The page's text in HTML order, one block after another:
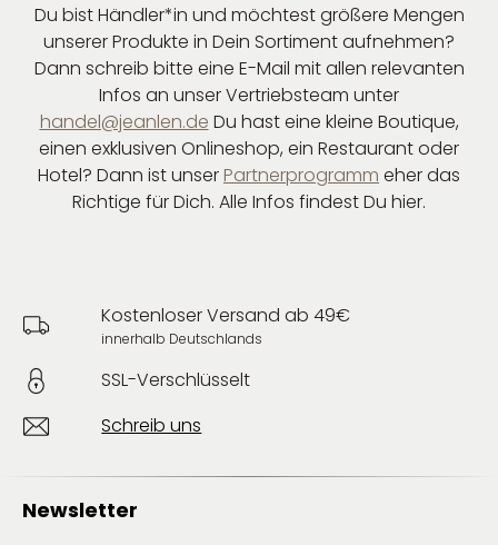
Du bist Händler*in und möchtest größere Mengen
unserer Produkte in Dein Sortiment aufnehmen?
Dann schreib bitte eine E-Mail mit allen relevanten
Infos an unser Vertriebsteam unter
handel@jeanlen.de Du hast eine kleine Boutique,
einen exklusiven Onlineshop, ein Restaurant oder
Hotel? Dann ist unserPartnerprogramm eher das
Richtige für Dich. Alle Infos findest Du hier.
Kostenloser Versand ab 49€
innerhalb Deutschlands
SSL-Verschlüsselt
Schreib uns
Newsletter